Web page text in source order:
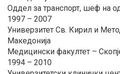
Оддел за транспорт, шеф на
1997 – 2007
Универзитет Св. Кирил и
Македонија
Медицински факултет –
1994 – 2010